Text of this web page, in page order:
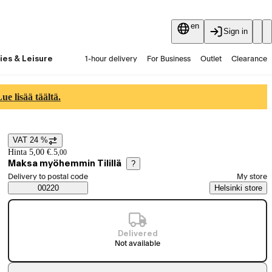
en
Sign in
& Leisure 1-hour delivery For Business Outlet Clearance
lisää täältä.
Price details
VAT 24 %
Hinta 5,00 €.5,00
Maksa myöhemmin Tilillä ?
Saatavuustiedot
Select order method
Delivery to postal code
00220
My store
Helsinki store
Delivered
Not available